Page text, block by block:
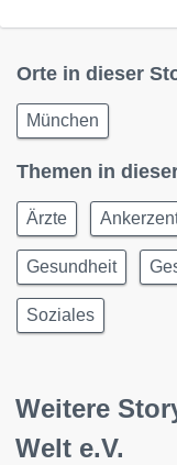
Orte in dieser
München
Themen in
Ärzte
Gesundheit
Soziales
Weitere
Welt e.V.